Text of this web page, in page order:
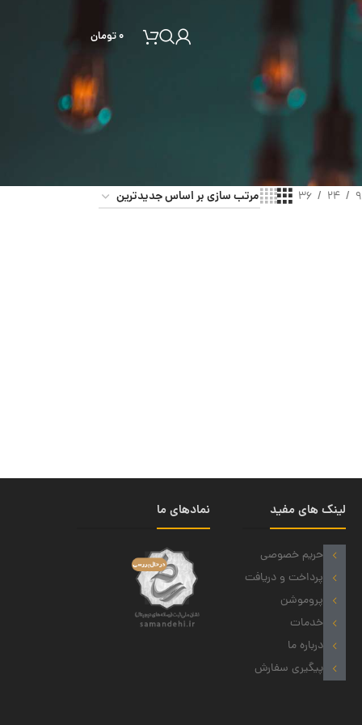
۰تومان
9
24
36
لینک های مفید
حریم خصوصی
پرداخت و دریافت
پروموشن
خدمات
درباره ما
پیگیری سفارش
نمادهای ما